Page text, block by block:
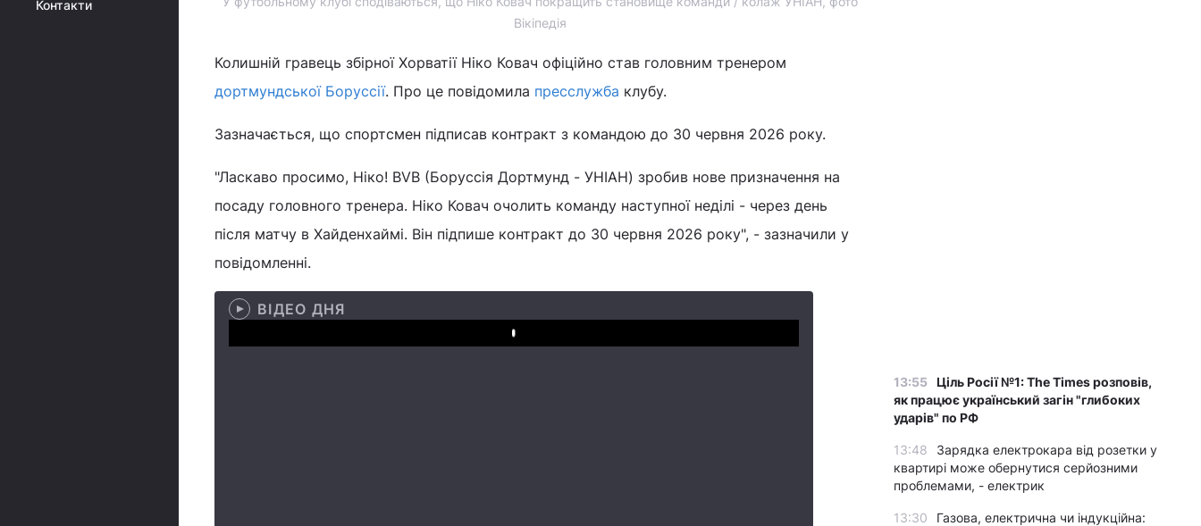
Контакти
Вікіпедія
Колишній гравець збірної Хорватії Ніко Ковач офіційно став головним тренером
дортмундської Боруссії. Про це повідомила пресслужба клубу.
Зазначається, що спортсмен підписав контракт з командою до 30 червня 2026 року.
"Ласкаво просимо, Ніко! BVB (Боруссія Дортмунд - УНІАН) зробив нове призначення на
посаду головного тренера. Ніко Ковач очолить команду наступної неділі - через день
після матчу в Хайденхаймі. Він підпише контракт до 30 червня 2026 року", - зазначили у
повідомленні.
ВІДЕО ДНЯ
Play
13:55 Ціль Росії №1: The Times розповів,
як працює український загін "глибоких
ударів" по РФ
13:48
Зарядка електрокара від розетки у
квартирі може обернутися серйозними
проблемами, - електрик
13:30
Газова, електрична чи індукційна: